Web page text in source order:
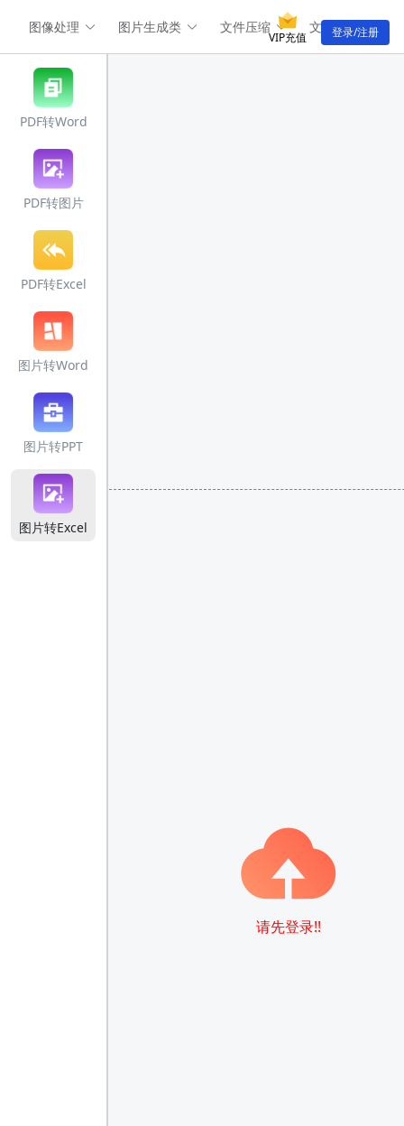
图像处理 图片生成类 文件压缩 文件转换类
VIP充值 登录/注册
PDF转Word
PDF转图片
PDF转Excel
图片转Word
图片转PPT
图片转Excel
请先登录!!